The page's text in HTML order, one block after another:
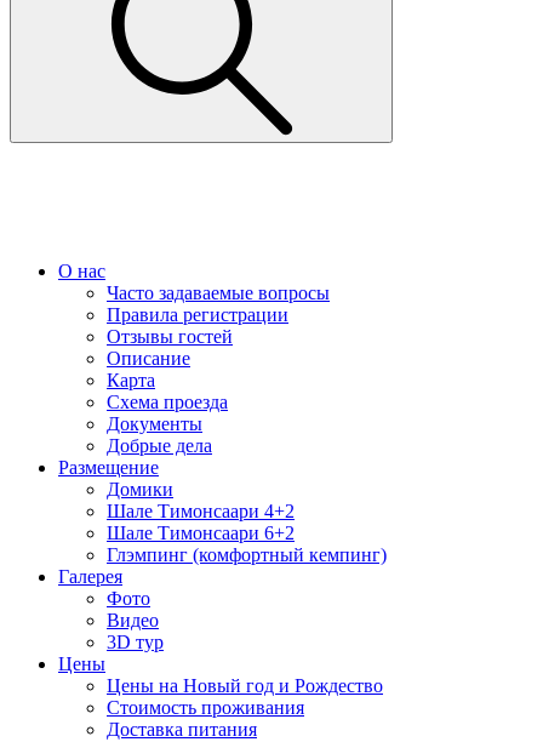
О нас
Часто задаваемые вопросы
Правила регистрации
Отзывы гостей
Описание
Карта
Схема проезда
Документы
Добрые дела
Размещение
Домики
Шале Тимонсаари 4+2
Шале Тимонсаари 6+2
Глэмпинг (комфортный кемпинг)
Галерея
Фото
Видео
3D тур
Цены
Цены на Новый год и Рождество
Стоимость проживания
Доставка питания